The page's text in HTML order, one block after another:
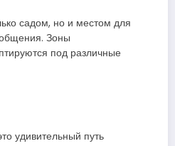
садом, но и местом для
Зоны
под различные
удивительный путь